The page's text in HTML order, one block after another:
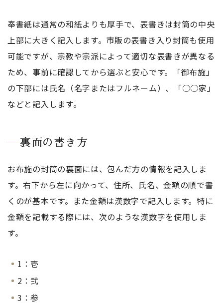
奉書紙は通常の和紙よりも厚手で、表書きは封筒の中央
上部に大きく記入します。市販の表書き入り封筒も使用
可能ですが、宗教や宗派によって適切な表書きが異なる
ため、事前に確認してから選ぶと安心です。「御布施」
の下部には氏名（名字またはフルネーム）、「○○家」
などと記入します。
裏面の書き方
お布施の封筒の裏面には、包んだ方の情報を記入しま
す。右下から左に向かって、住所、氏名、金額の順で書
くのが基本です。また金額は漢数字で記入します。特に
金額を記載する際には、次のような漢数字を使用しま
す。
1：壱
2：弐
3：参